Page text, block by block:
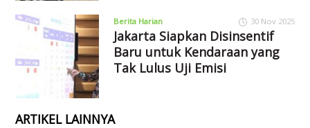
Berita Harian 30 Nov 2025
Jakarta Siapkan Disinsentif
Baru untuk Kendaraan yang
Tak Lulus Uji Emisi
ARTIKEL LAINNYA